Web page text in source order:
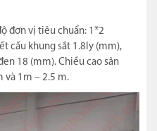
đơn vị tiêu chuẩn: 1*2
cấu khung sắt 1.8ly (mm),
18 (mm). Chiều cao sân
và 1m – 2.5 m.